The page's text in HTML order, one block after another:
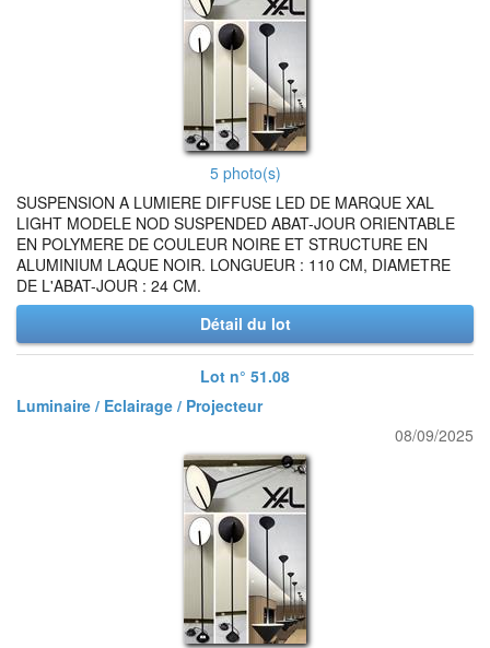
5 photo(s)
SUSPENSION A LUMIERE DIFFUSE LED DE MARQUE XAL
LIGHT MODELE NOD SUSPENDED ABAT-JOUR ORIENTABLE
EN POLYMERE DE COULEUR NOIRE ET STRUCTURE EN
ALUMINIUM LAQUE NOIR. LONGUEUR : 110 CM, DIAMETRE
DE L'ABAT-JOUR : 24 CM.
Détail du lot
Lot n° 51.08
Luminaire / Eclairage / Projecteur
08/09/2025